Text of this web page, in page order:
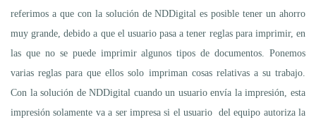
referimos a que con la solución de NDDigital es posible tener un ahorro
muy grande, debido a que el usuario pasa a tener reglas para imprimir, en
las que no se puede imprimir algunos tipos de documentos. Ponemos
varias reglas para que ellos solo impriman cosas relativas a su trabajo.
Con la solución de NDDigital cuando un usuario envía la impresión, esta
impresión solamente va a ser impresa si el usuario del equipo autoriza la